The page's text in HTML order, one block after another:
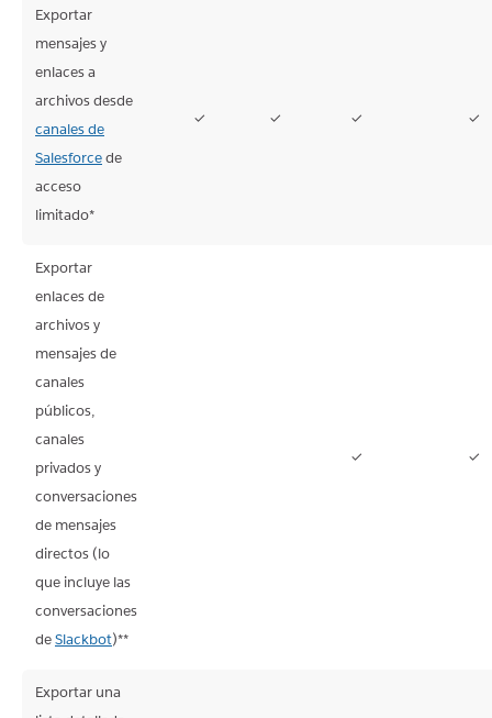
Exportar
mensajes y
enlaces a
archivos desde
canales de
Salesforcede
acceso
limitado*
✓ ✓ ✓ ✓
Exportar
enlaces de
archivos y
mensajes de
canales
públicos,
canales
privados y
conversaciones
de mensajes
directos (lo
que incluye las
conversaciones
deSlackbot)**
✓ ✓
Exportar una